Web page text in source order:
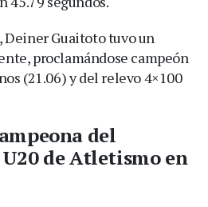
Deiner Guaitoto tuvo un
proclamándose campeón
(21.06) y del relevo 4×100
del
de Atletismo en